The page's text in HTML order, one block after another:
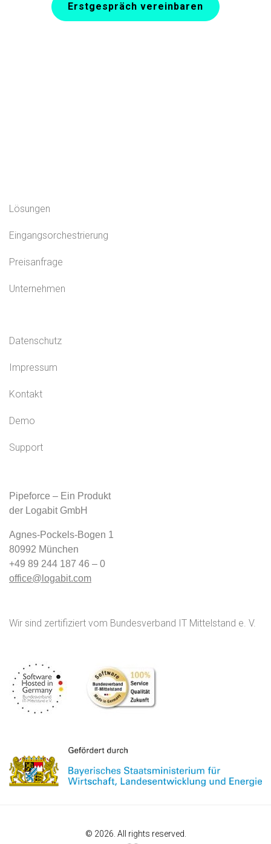
Erstgespräch vereinbaren
Lösungen
Eingangsorchestrierung
Preisanfrage
Unternehmen
Datenschutz
Impressum
Kontakt
Demo
Support
Pipeforce – Ein Produkt
der Logabit GmbH
Agnes-Pockels-Bogen 1
80992 München
+49 89 244 187 46 – 0
office@logabit.com
Wir sind zertifiziert vom Bundesverband IT Mittelstand e. V.
© 2026. All rights reserved.